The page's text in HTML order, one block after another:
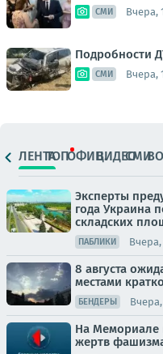
СМИ Вчера,
Подробности
СМИ Вчера,
ЛЕНТАТОПОФИЦ.ВИДЕОСМИ
Эксперты
года Украина
складских
ПАБЛИКИ Вчера,
8 августа
местами
БЕНДЕРЫ
На Мемориале
жертв